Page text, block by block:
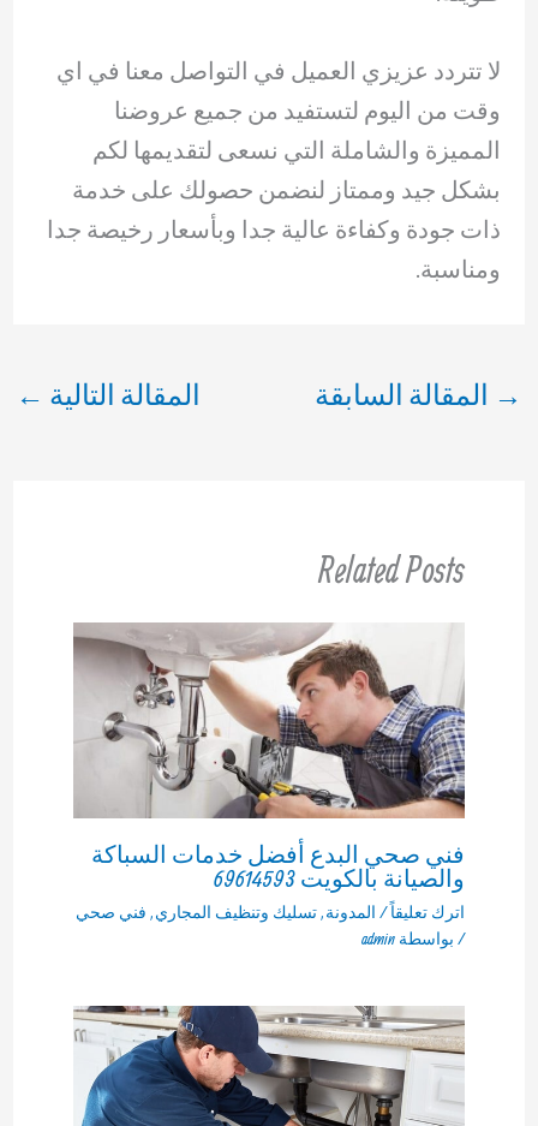
لا تتردد عزيزي العميل في التواصل معنا في اي
وقت من اليوم لتستفيد من جميع عروضنا
المميزة والشاملة التي نسعى لتقديمها لكم
بشكل جيد وممتاز لنضمن حصولك على خدمة
ذات جودة وكفاءة عالية جدا وبأسعار رخيصة جدا
ومناسبة.
→ المقالة السابقة المقالة التالية ←
Related Posts
فني صحي البدع أفضل خدمات السباكة
والصيانة بالكويت 69614593
اترك تعليقاً / المدونة,تسليك وتنظيف المجاري, فني صحي
/ بواسطة admin